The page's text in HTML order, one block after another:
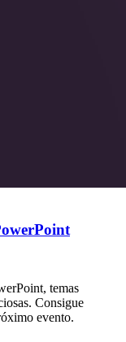
temas
Consigue
evento.